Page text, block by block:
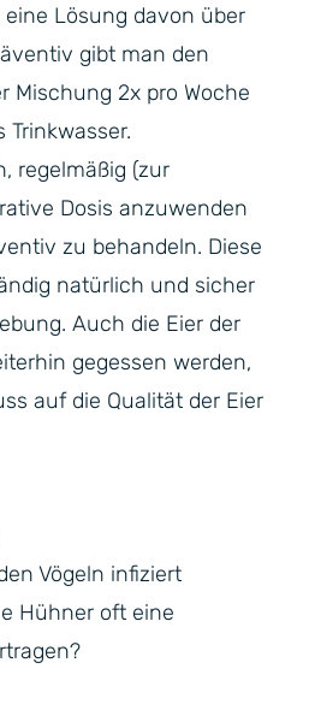
Lösung davon über
gibt man den
Mischung 2x pro Woche
Trinkwasser.
regelmäßig (zur
Dosis anzuwenden
zu behandeln. Diese
natürlich und sicher
Auch die Eier der
gegessen werden,
auf die Qualität der Eier
Vögeln infiziert
Hühner oft eine